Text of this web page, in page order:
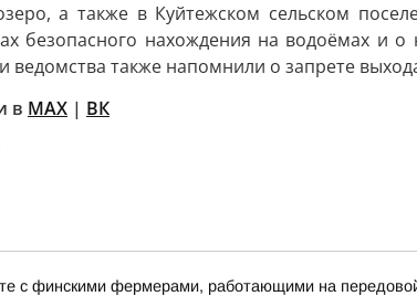
а также в Куйтежском сельском
безопасного нахождения на водоёмах и
ведомства также напомнили о запрете
в MAX | ВК
с финскими фермерами, работающими на